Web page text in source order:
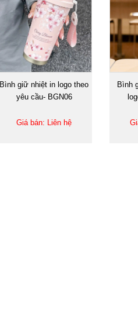
Bình giữ nhiệt in logo theo
yêu cầu- BGN06
Giá bán: Liên hệ
Bình